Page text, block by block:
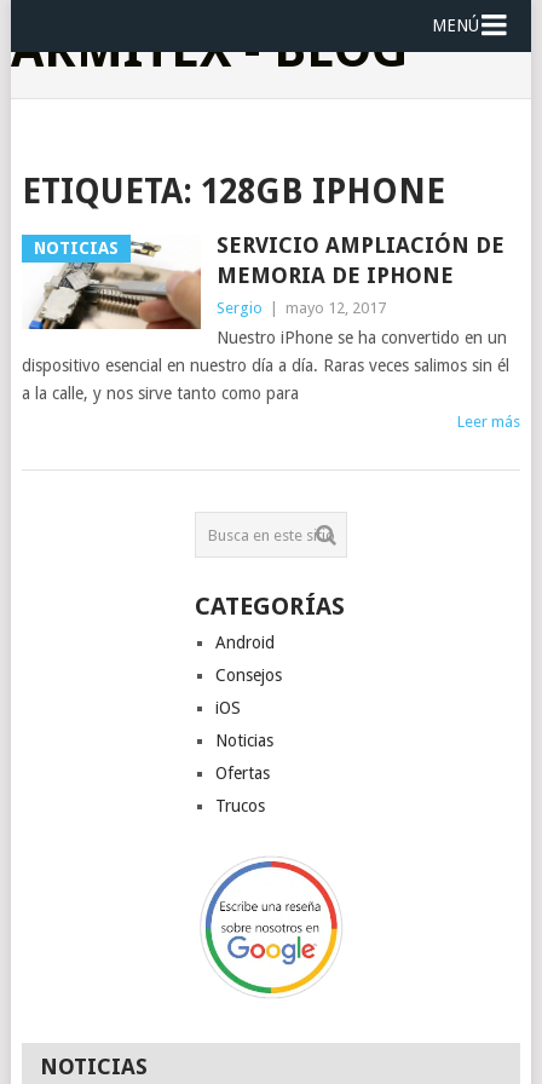
ARMITEX - BLOG MENÚ
ETIQUETA: 128GB IPHONE
NOTICIAS
SERVICIO AMPLIACIÓN DE
MEMORIA DE IPHONE
Sergio mayo 12, 2017
Nuestro iPhone se ha convertido en un
dispositivo esencial en nuestro día a día. Raras veces salimos sin él
a la calle, y nos sirve tanto como para
Leer más
CATEGORÍAS
Android
Consejos
iOS
Noticias
Ofertas
Trucos
NOTICIAS